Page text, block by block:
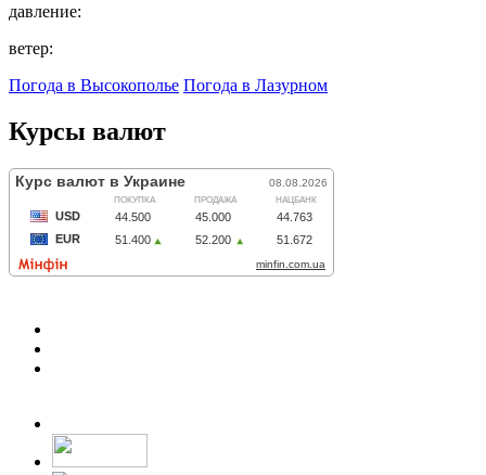
давление:
ветер:
Погода в Высокополье Погода в Лазурном
Курсы валют